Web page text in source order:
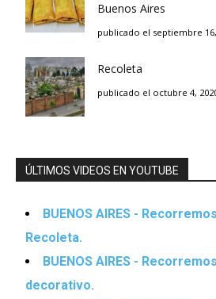
Buenos Aires
publicado el septiembre
Recoleta
publicado el octubre 4,
ÚLTIMOS VIDEOS EN YOUTUBE
BUENOS AIRES -
Recoleta.
BUENOS AIRES -
decorativo.